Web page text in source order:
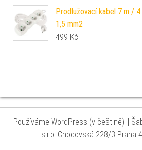
Prodlužovací kabel 7 m /
1,5 mm2
499 Kč
Používáme WordPress (v češtině). |
s.r.o. Chodovská 228/3 Praha